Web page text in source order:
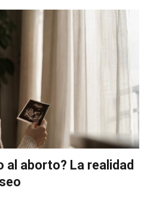
al aborto? La realidad